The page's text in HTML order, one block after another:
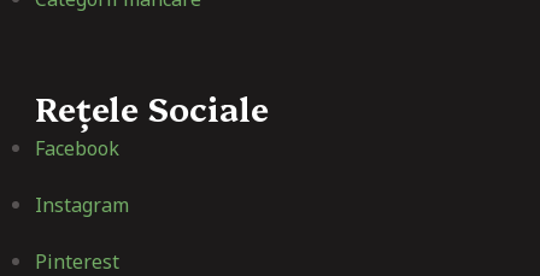
Rețele Sociale
Facebook
Instagram
Pinterest